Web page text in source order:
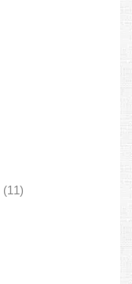
(11)